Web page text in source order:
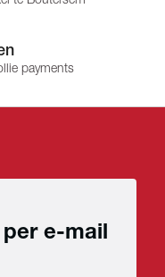
payments
e-mail